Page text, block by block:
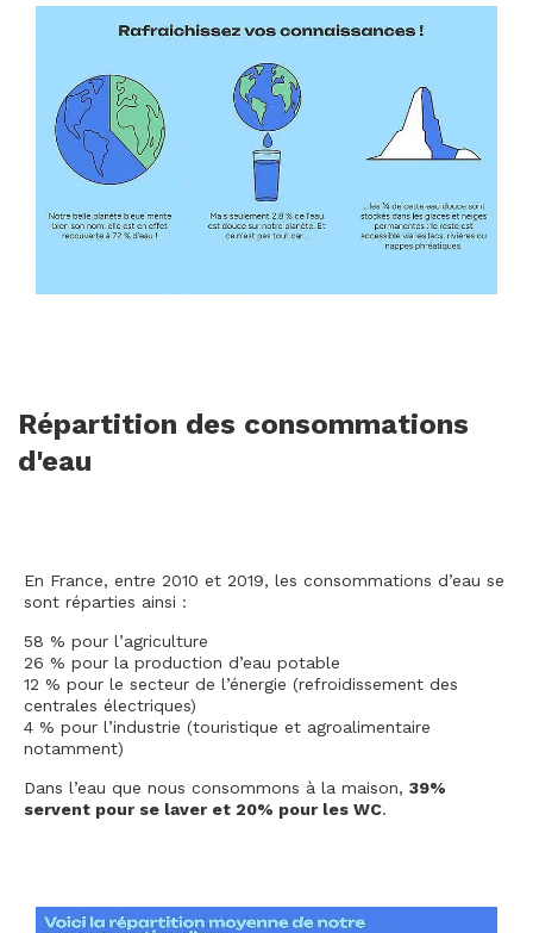
Répartition des consommations
d'eau
En France, entre 2010 et 2019, les consommations d’eau se
sont réparties ainsi :
58 % pour l’agriculture
26 % pour la production d’eau potable
12 % pour le secteur de l’énergie (refroidissement des
centrales électriques)
4 % pour l’industrie (touristique et agroalimentaire
notamment)
Dans l’eau que nous consommons à la maison, 39%
servent pour se laver et 20% pour les WC.